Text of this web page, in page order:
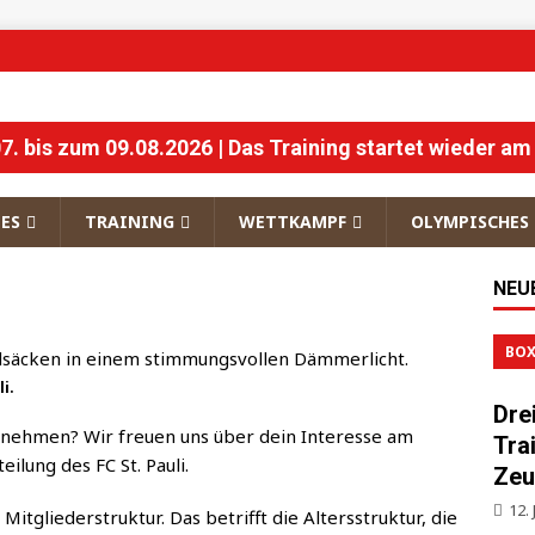
bis zum 09.08.2026 | Das Training startet wieder
TRAINING WETTKAMPF OLYMPISCHES
Wir freu­en uns über dein Inter­es­se am
des FC St. Pauli.
Mit­glie­der­struk­tur. Das betrifft die Alters­struk­tur, die
12.